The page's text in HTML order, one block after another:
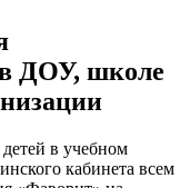
в ДОУ, школе
в учебном
кабинета всем